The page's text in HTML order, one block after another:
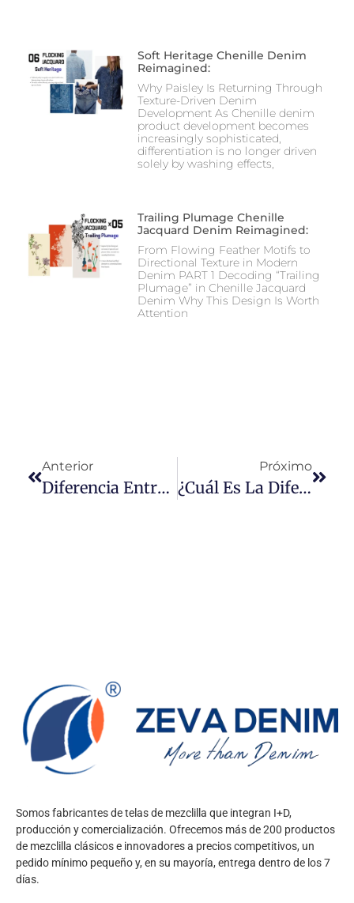
Soft Heritage Chenille Denim
Reimagined:
Why Paisley Is Returning Through
Texture-Driven Denim
Development As Chenille denim
product development becomes
increasingly sophisticated,
differentiation is no longer driven
solely by washing effects,
Trailing Plumage Chenille
Jacquard Denim Reimagined:
From Flowing Feather Motifs to
Directional Texture in Modern
Denim PART 1 Decoding “Trailing
Plumage” in Chenille Jacquard
Denim Why This Design Is Worth
Attention
Anterior
Diferencia Entre Denim, Jeans E Indigo
Próximo
¿Cuál Es La Diferencia Entre Jeans De Tiro Bajo, Medio Y Alto?
Somos fabricantes de telas de mezclilla que integran I+D,
producción y comercialización. Ofrecemos más de 200 productos
de mezclilla clásicos e innovadores a precios competitivos, un
pedido mínimo pequeño y, en su mayoría, entrega dentro de los 7
días.